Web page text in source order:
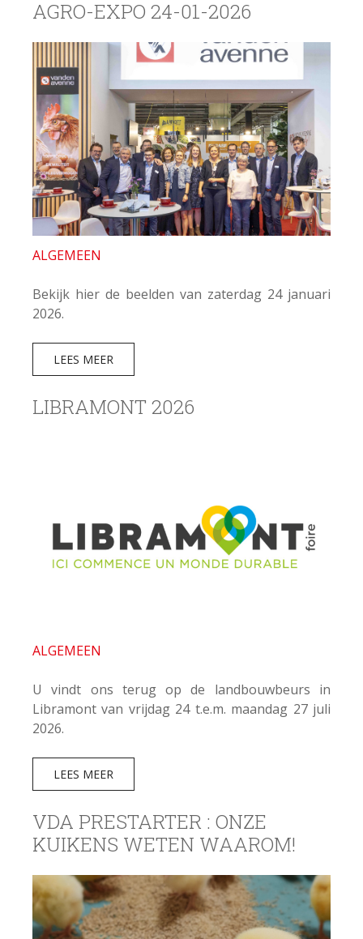
AGRO-EXPO 24-01-2026
ALGEMEEN
Bekijk hier de beelden van zaterdag 24 januari
2026.
LEES MEER
LIBRAMONT 2026
ALGEMEEN
U vindt ons terug op de landbouwbeurs in
Libramont van vrijdag 24 t.e.m. maandag 27 juli
2026.
LEES MEER
VDA PRESTARTER : ONZE
KUIKENS WETEN WAAROM!